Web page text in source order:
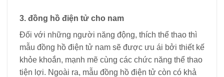
3. đồng hồ điện tử cho nam
Đối với những người năng động, thích thể thao thì
mẫu đồng hồ điện tử nam sẽ được ưu ái bởi thiết kế
khỏe khoắn, mạnh mẽ cùng các chức năng thể thao
tiện lợi. Ngoài ra, mẫu đồng hồ điện tử còn có khả